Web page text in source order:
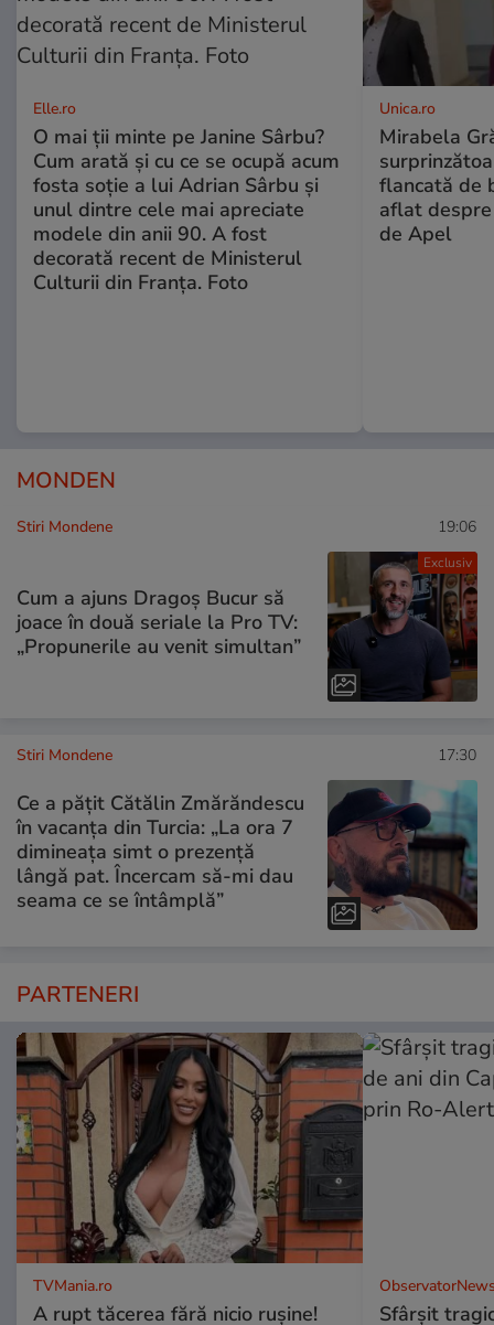
Elle.ro
O mai ții minte pe Janine Sârbu?
Cum arată și cu ce se ocupă acum
fosta soție a lui Adrian Sârbu și
unul dintre cele mai apreciate
modele din anii 90. A fost
decorată recent de Ministerul
Culturii din Franța. Foto
Unica.ro
Mirabela
flancată de
aflat
de Apel
MONDEN
Exclusiv
Stiri Mondene 19:06
Cum a ajuns Dragoș Bucur să
joace în două seriale la Pro TV:
„Propunerile au venit simultan”
Stiri Mondene 17:30
Ce a pățit Cătălin Zmărăndescu
în vacanța din Turcia: „La ora 7
dimineața simt o prezență
lângă pat. Încercam să-mi dau
seama ce se întâmplă”
PARTENERI
TVMania.ro
A rupt tăcerea fără nicio rușine! Sfârşit